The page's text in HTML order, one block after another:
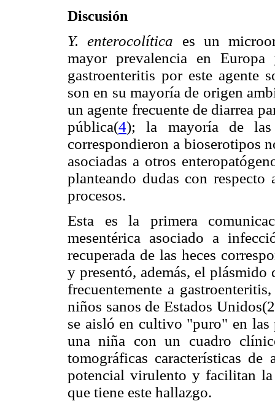
Discusión
Y. enterocolítica es un
mayor prevalencia en
gastroenteritis por este agente
son en su mayoría de origen
un agente frecuente de diarrea
pública(4); la mayoría de las
correspondieron a bioserotipos
asociadas a otros
planteando dudas con
procesos.
Esta es la primera
mesentérica asociado a
recuperada de las heces
y presentó, además, el
frecuentemente a
niños sanos de Estados
se aisló en cultivo "puro" en las
una niña con un cuadro
tomográficas características de
potencial virulento y facilitan
que tiene este hallazgo.